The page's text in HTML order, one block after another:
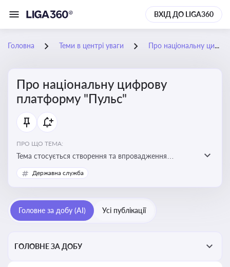
ВХІД ДО LIGA360
Головна Теми в центрі уваги Про національну цифрову платформу "Пульс"
Про національну цифрову
платформу "Пульс"
ПРО ЩО ТЕМА:
Тема стосується створення та впровадження
цифрової платформи «Пульс», яка має на меті
забезпечити ефективну, прозору і зручну взаємодію
Державна служба
Головне за добу (AI) Усі публікації
ГОЛОВНЕ ЗА ДОБУ